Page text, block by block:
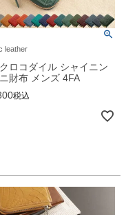
leather
ロコダイル シャイニン
財布 メンズ 4FA
税込